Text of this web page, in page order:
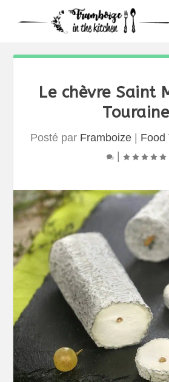
Le chèvre Saint
Touraine
Posté par Framboize Food
|